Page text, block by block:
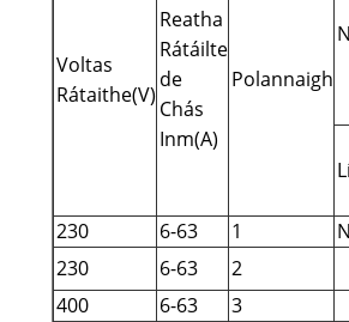
Voltas
Rátaithe(V)
Reatha
Rátáilte
de
Chás
Inm(A)
Polannaigh
230 6-63 1 N
230
6-63 2
400
6-63 3